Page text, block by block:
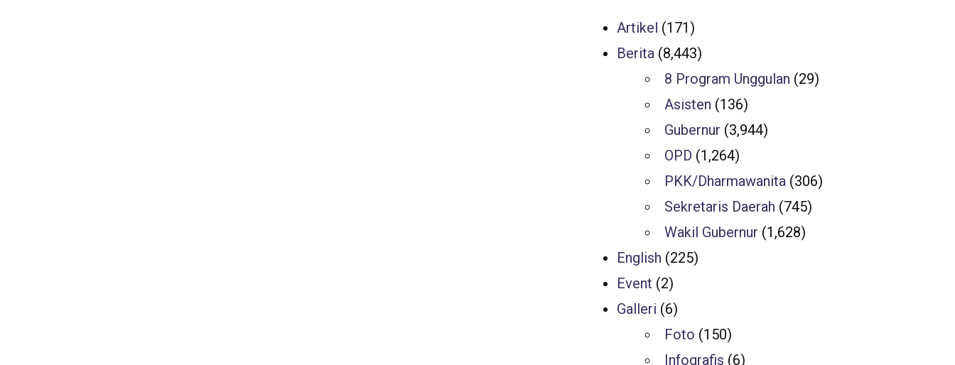
Artikel (171)
Berita (8,443)
8 Program Unggulan (29)
Asisten (136)
Gubernur (3,944)
OPD (1,264)
PKK/Dharmawanita (306)
Sekretaris Daerah (745)
Wakil Gubernur (1,628)
English (225)
Event (2)
Galleri (6)
Foto (150)
Infografis (6)